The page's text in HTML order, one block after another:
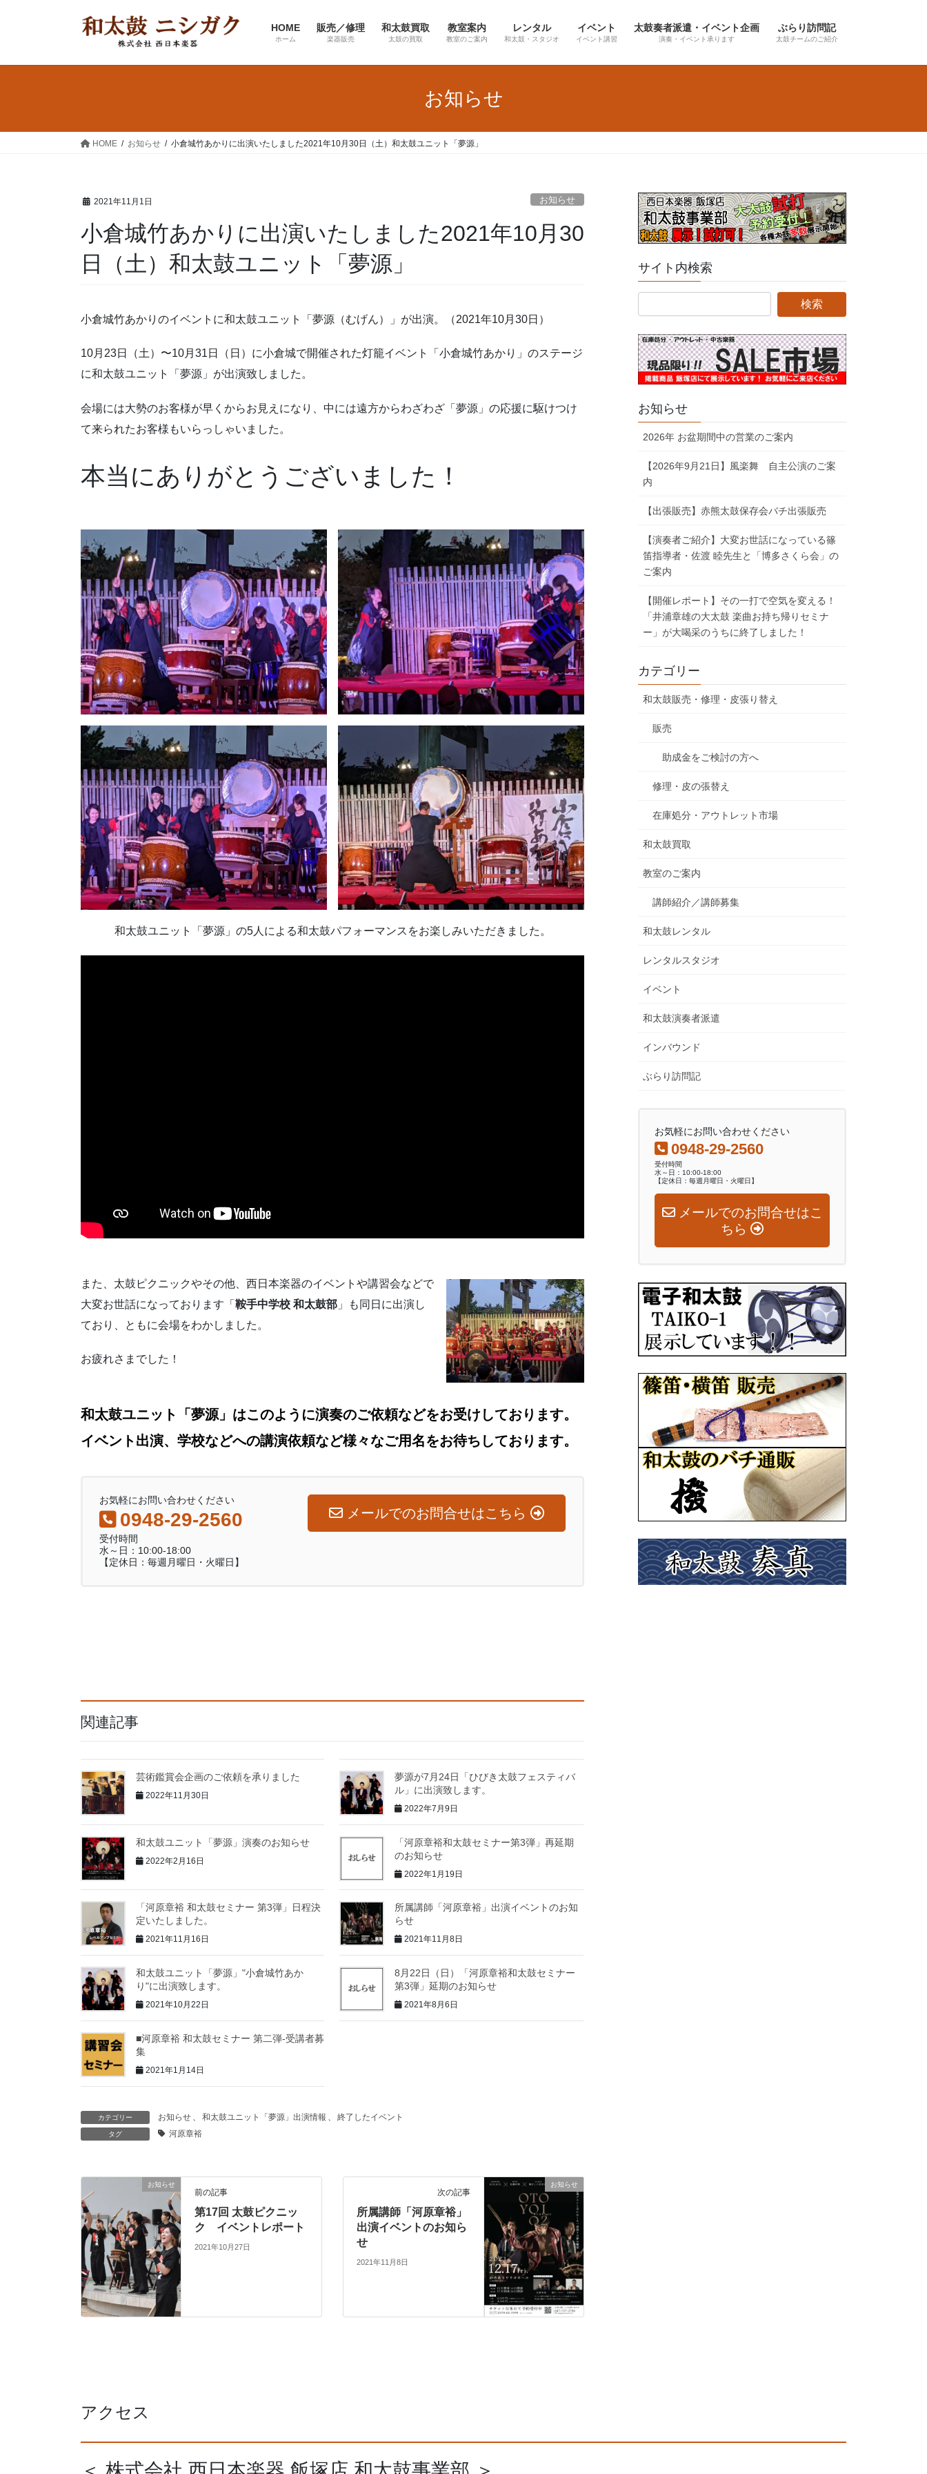
HOME
ホーム
販売／修理
楽器販売
和太鼓買取
太鼓の買取
教室案内
教室のご案内
レンタル
和太鼓・スタジオ
イベント
イベント講習
太鼓奏者派遣・イベント企画
演奏・イベント承ります
ぶらり訪問記
太鼓チームのご紹介
お知らせ
HOME お知らせ 小倉城竹あかりに出演いたしました2021年10月30日（土）和太鼓ユニット「夢源」
2021年11月1日 お知らせ
小倉城竹あかりに出演いたしました2021年10月30
日（土）和太鼓ユニット「夢源」
小倉城竹あかりのイベントに和太鼓ユニット「夢源（むげん）」が出演。（2021年10月30日）
10月23日（土）〜10月31日（日）に小倉城で開催された灯籠イベント「小倉城竹あかり」のステージ
に和太鼓ユニット「夢源」が出演致しました。
会場には大勢のお客様が早くからお見えになり、中には遠方からわざわざ「夢源」の応援に駆けつけ
て来られたお客様もいらっしゃいました。
本当にありがとうございました！
和太鼓ユニット「夢源」の5人による和太鼓パフォーマンスをお楽しみいただきました。
また、太鼓ピクニックやその他、西日本楽器のイベントや講習会などで
大変お世話になっております「 鞍手中学校 和太鼓部 」も同日に出演し
ており、ともに会場をわかしました。
お疲れさまでした！
和太鼓ユニット「夢源」はこのように演奏のご依頼などをお受けしております。
イベント出演、学校などへの講演依頼など様々なご用名をお待ちしております。
お気軽にお問い合わせください
0948-29-2560
受付時間
水～日：10:00-18:00
【定休日：毎週月曜日・火曜日】
メールでのお問合せはこちら
関連記事
芸術鑑賞会企画のご依頼を承りました
2022年11月30日
夢源が7月24日「ひびき太鼓フェスティバ
ル」に出演致します。
2022年7月9日
和太鼓ユニット「夢源」演奏のお知らせ
2022年2月16日
「河原章裕和太鼓セミナー第3弾」再延期
のお知らせ
2022年1月19日
「河原章裕 和太鼓セミナー 第3弾」日程決
定いたしました。
2021年11月16日
所属講師「河原章裕」出演イベントのお知
らせ
2021年11月8日
和太鼓ユニット「夢源」"小倉城竹あか
り"に出演致します。
2021年10月22日
8月22日（日）「河原章裕和太鼓セミナー
第3弾」延期のお知らせ
2021年8月6日
■河原章裕 和太鼓セミナー 第二弾-受講者募
集
2021年1月14日
カテゴリー お知らせ 和太鼓ユニット「夢源」出演情報 終了したイベント
タグ 河原章裕
お知らせ
前の記事
第17回 太鼓ピクニッ
ク イベントレポート
2021年10月27日
お知らせ
次の記事
所属講師「河原章裕」
出演イベントのお知ら
せ
2021年11月8日
サイト内検索
お知らせ
2026年 お盆期間中の営業のご案内
【2026年9月21日】風楽舞 自主公演のご案
内
【出張販売】赤熊太鼓保存会バチ出張販売
【演奏者ご紹介】大変お世話になっている篠
笛指導者・佐渡 睦先生と「博多さくら会」の
ご案内
【開催レポート】その一打で空気を変える！
「井浦章雄の大太鼓 楽曲お持ち帰りセミナ
ー」が大喝采のうちに終了しました！
カテゴリー
和太鼓販売・修理・皮張り替え
販売
助成金をご検討の方へ
修理・皮の張替え
在庫処分・アウトレット市場
和太鼓買取
教室のご案内
講師紹介／講師募集
和太鼓レンタル
レンタルスタジオ
イベント
和太鼓演奏者派遣
インバウンド
ぶらり訪問記
お気軽にお問い合わせください
0948-29-2560
受付時間
水～日：10:00-18:00
【定休日：毎週月曜日・火曜日】
メールでのお問合せはこ
ちら
アクセス